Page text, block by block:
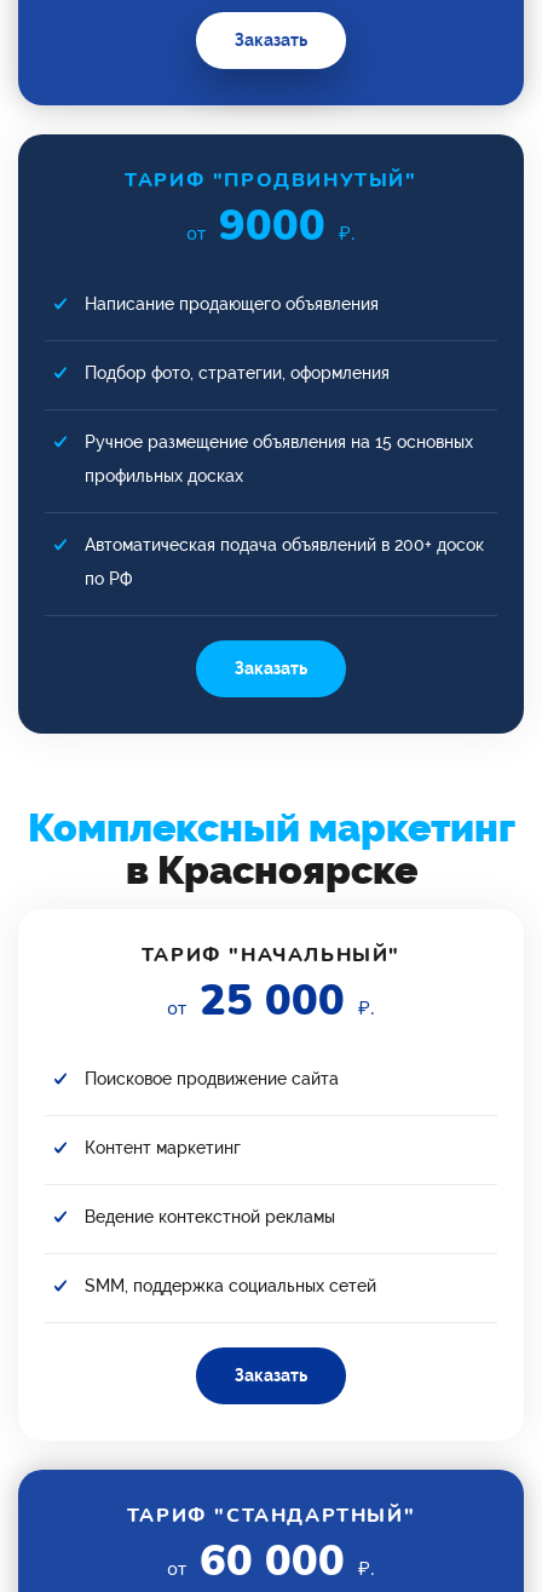
Заказать
ТАРИФ "ПРОДВИНУТЫЙ"
от 9000 ₽.
Написание продающего объявления
Подбор фото, стратегии, оформления
Ручное размещение объявления на 15 основных
профильных досках
Автоматическая подача объявлений в 200+ досок
по РФ
Заказать
Комплексный маркетинг
в Красноярске
ТАРИФ "НАЧАЛЬНЫЙ"
от 25 000 ₽.
Поисковое продвижение сайта
Контент маркетинг
Ведение контекстной рекламы
SMM, поддержка социальных сетей
Заказать
ТАРИФ "СТАНДАРТНЫЙ"
от 60 000 ₽.